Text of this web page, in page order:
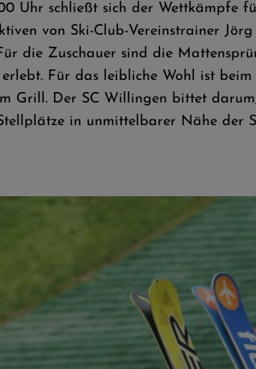
Uhr schließt sich der Wettkämpfe
von Ski-Club-Vereinstrainer
die Zuschauer sind die
Für das leibliche Wohl ist
Grill. Der SC Willingen bittet
in unmittelbarer Nähe der